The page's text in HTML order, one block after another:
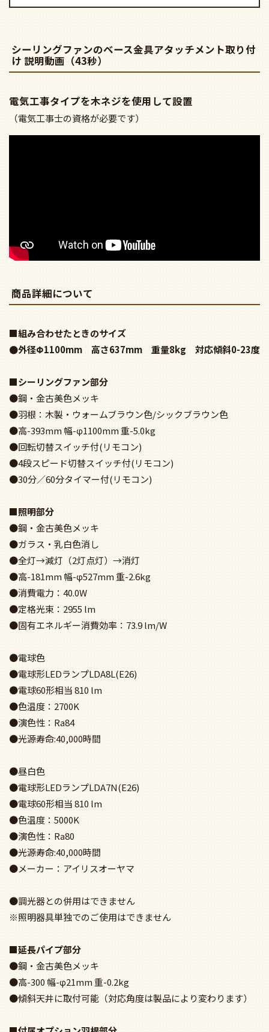
シーリングファンのベース金具アタッチメント取り付
け 説明動画（43秒）
電気工事タイプを木ネジを使用して設置
（電気工事士の資格が必要です）
商品詳細について
■組み合わせたときのサイズ
●外径Φ1100mm 高さ637mm 重量8kg 対応傾斜0-23度
■シーリングファン部分
●鋼・金古美色メッキ
●羽根：木製・ウォームブラウン色/シックブラウン色
●高-393mm 幅-φ1100mm 重-5.0kg
●回転切替スイッチ付(リモコン)
●4段スピード切替スイッチ付(リモコン)
●30分／60分タイマー付(リモコン)
■照明部分
●鋼・金古美色メッキ
●ガラス・乳白色消し
●全灯→減灯（2灯点灯）→消灯
●高-181mm 幅-φ527mm 重-2.6kg
●消費電力：40.0W
●定格光束：2955 lm
●固有エネルギー消費効率：73.9 lm/W
●電球色
●電球形LEDランプLDA8L(E26)
●電球60形相当 810 lm
●色温度：2700K
●演色性：Ra84
●光源寿命:40,000時間
●昼白色
●電球形LEDランプLDA7N(E26)
●電球60形相当 810 lm
●色温度：5000K
●演色性：Ra80
●光源寿命:40,000時間
●メーカー：アイリスオーヤマ
●調光器との併用はできません
※照明器具単独でのご使用はできません
■延長パイプ部分
●鋼・金古美色メッキ
●高-300 幅-φ21mm 重-0.2kg
●傾斜天井に取付可能（対応角度は製品により変わります）